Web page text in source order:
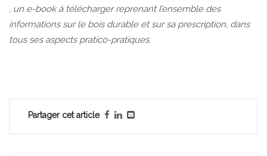
, un e-book à télécharger reprenant l’ensemble des
informations sur le bois durable et sur sa prescription, dans
tous ses aspects pratico-pratiques.
Partager cet article